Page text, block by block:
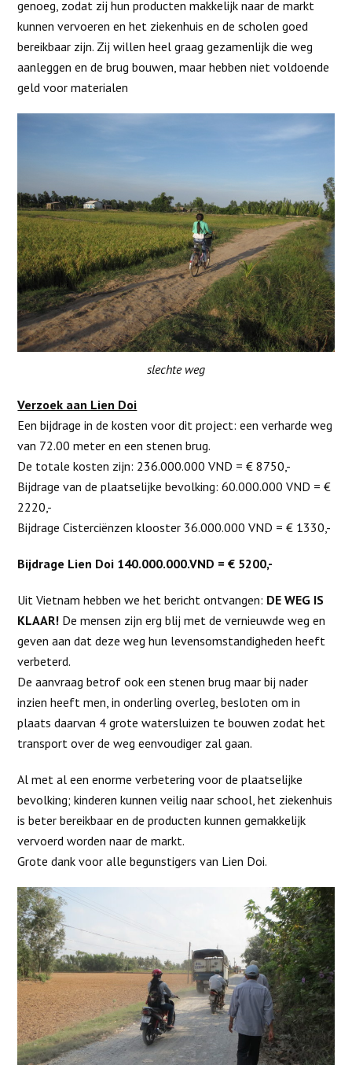
genoeg, zodat zij hun producten makkelijk naar de markt
kunnen vervoeren en het ziekenhuis en de scholen goed
bereikbaar zijn. Zij willen heel graag gezamenlijk die weg
aanleggen en de brug bouwen, maar hebben niet voldoende
geld voor materialen
slechte weg
Verzoek aan Lien Doi
Een bijdrage in de kosten voor dit project: een verharde weg
van 72.00 meter en een stenen brug.
De totale kosten zijn: 236.000.000 VND = € 8750,-
Bijdrage van de plaatselijke bevolking: 60.000.000 VND = €
2220,-
Bijdrage Cisterciënzen klooster 36.000.000 VND = € 1330,-
Bijdrage Lien Doi 140.000.000.VND = € 5200,-
Uit Vietnam hebben we het bericht ontvangen: DE WEG IS
KLAAR! De mensen zijn erg blij met de vernieuwde weg en
geven aan dat deze weg hun levensomstandigheden heeft
verbeterd.
De aanvraag betrof ook een stenen brug maar bij nader
inzien heeft men, in onderling overleg, besloten om in
plaats daarvan 4 grote watersluizen te bouwen zodat het
transport over de weg eenvoudiger zal gaan.
Al met al een enorme verbetering voor de plaatselijke
bevolking; kinderen kunnen veilig naar school, het ziekenhuis
is beter bereikbaar en de producten kunnen gemakkelijk
vervoerd worden naar de markt.
Grote dank voor alle begunstigers van Lien Doi.